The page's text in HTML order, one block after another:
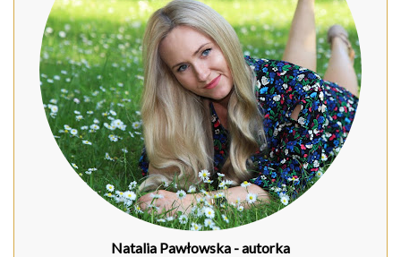
Natalia Pawłowska - autorka